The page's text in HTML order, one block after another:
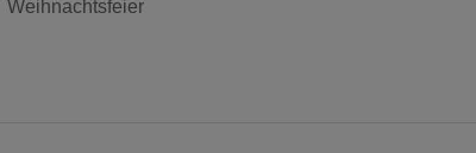
Weihnachtsfeier